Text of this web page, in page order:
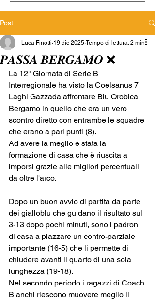
Post
𝑷𝑨𝑺𝑺𝑨 𝑩𝑬𝑹𝑮𝑨𝑴𝑶 ❌
Luca Finotti 19 dic 2025 Tempo di lettura: 2 min
La 12° Giornata di Serie B
Interregionale ha visto la Coelsanus 7
Laghi Gazzada affrontare Blu Orobica
Bergamo in quello che era un vero
scontro diretto con entrambe le squadre
che erano a pari punti (8).
Ad avere la meglio è stata la
formazione di casa che è riuscita a
imporsi grazie alle migliori percentuali
da oltre l'arco.
Dopo un buon avvio di partita da parte
dei gialloblu che guidano il risultato sul
3-13 dopo pochi minuti, sono i padroni
di casa a piazzare un contro-parziale
importante (16-5) che li permette di
chiudere avanti il quarto di una sola
lunghezza (19-18).
Nel secondo periodo i ragazzi di Coach
Bianchi riescono muovere meglio il